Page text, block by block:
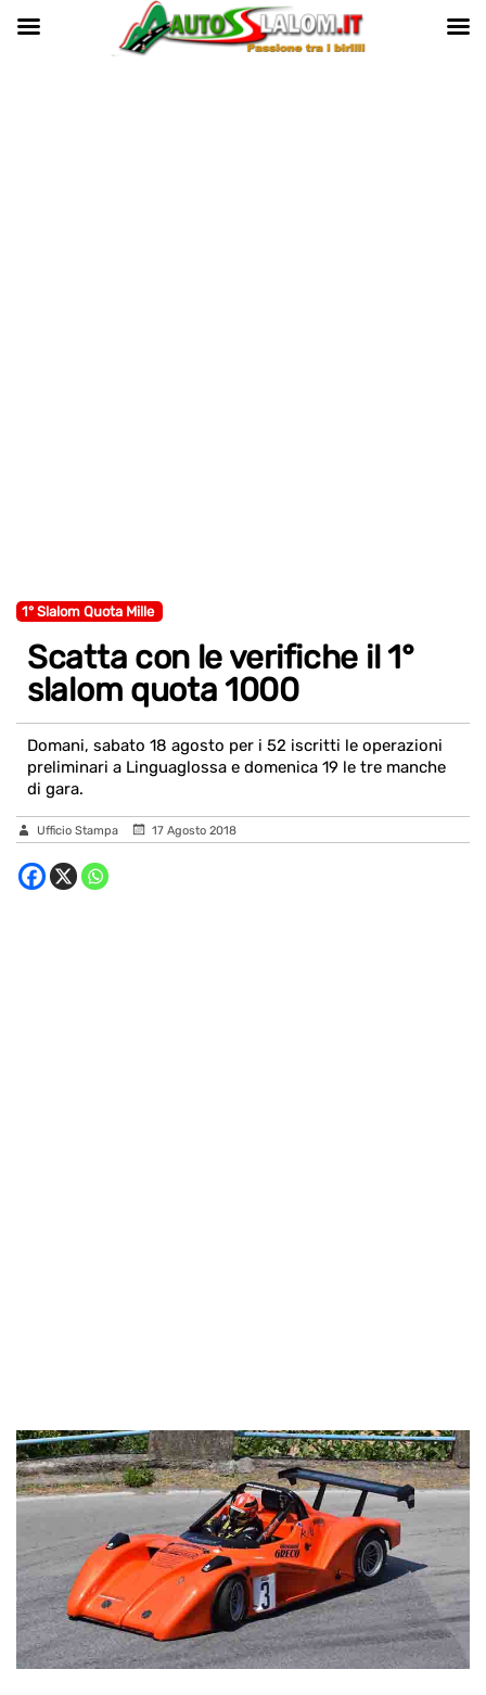
1° Slalom Quota Mille
Scatta con le verifiche il 1°
slalom quota 1000
Domani, sabato 18 agosto per i 52 iscritti le operazioni
preliminari a Linguaglossa e domenica 19 le tre manche
di gara.
Ufficio Stampa 17 Agosto 2018